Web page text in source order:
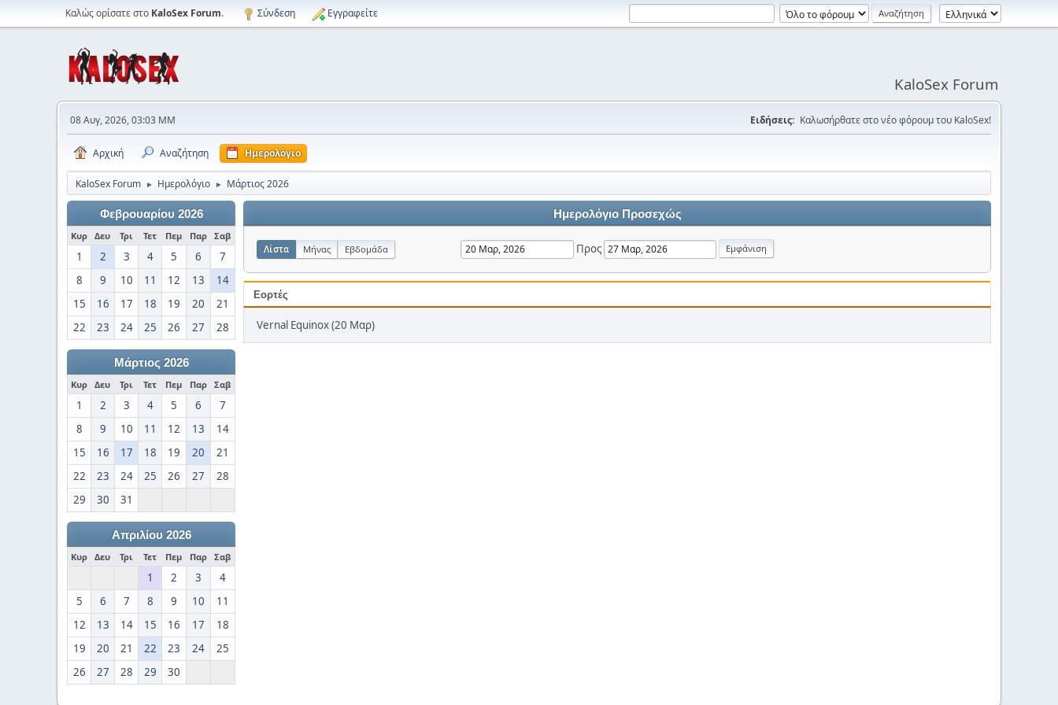
Καλώς ορίσατε στο KaloSex Forum. Σύνδεση Εγγραφείτε
KaloSex Forum
08 Αυγ, 2026, 03:03 ΜΜ Ειδήσεις: Καλωσήρθατε στο νέο φόρουμ του KaloSex!
Αρχική Αναζήτηση Ημερολόγιο
KaloSex Forum ► Ημερολόγιο ► Μάρτιος 2026
Φεβρουαρίου 2026
Κυρ Δευ Τρι Τετ Πεμ Παρ Σαβ
1 2 3 4 5 6
7
8
9 10 11 12 13
14
15
16 17 18 19 20
21
22
23 24 25 26 27 28
Μάρτιος 2026
Κυρ Δευ Τρι Τετ Πεμ Παρ Σαβ
1 2 3 4 5 6
7
8
9 10 11 12 13
14
15
16 17 18 19 20
21
22
23 24 25 26 27
28
29
30 31
Απριλίου 2026
Κυρ Δευ Τρι Τετ Πεμ Παρ Σαβ
1 2 3
4
5
6 7 8 9 10
11
12
13 14 15 16 17
18
19
20 21 22 23 24
25
26
27 28 29 30
Ημερολόγιο Προσεχώς
Λίστα Μήνας Εβδομάδα Προς
Εορτές
Vernal Equinox (20 Μαρ)